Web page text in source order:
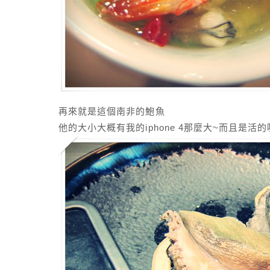
再來就是這個南非的鮑魚
他的大小大概有我的iphone 4那麼大~而且是活的